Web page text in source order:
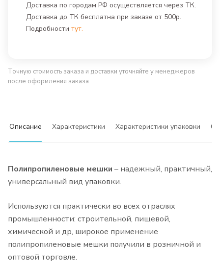
Доставка по городам РФ осуществляется через ТК.
Доставка до ТК бесплатна при заказе от 500р.
Подробности тут.
Точную стоимость заказа и доставки уточняйте у менеджеров
после оформления заказа
Описание Характеристики Характеристики упаковки
Полипропиленовые мешки – надежный, практичный,
универсальный вид упаковки.
Используются практически во всех отраслях
промышленности: строительной, пищевой,
химической и др, широкое применение
полипропиленовые мешки получили в розничной и
оптовой торговле.